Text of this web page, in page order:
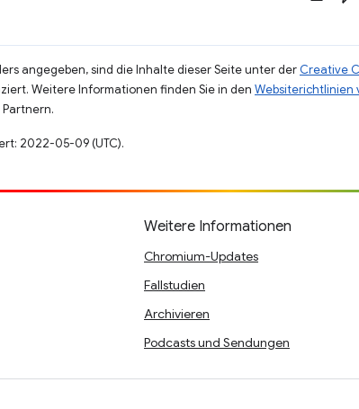
angegeben, sind die Inhalte dieser Seite unter der Creative
Weitere Informationen finden Sie in den Websiterichtlinien
2022-05-09 (UTC).
Weitere Informationen
Chromium-Updates
Fallstudien
Archivieren
Podcasts und Sendungen